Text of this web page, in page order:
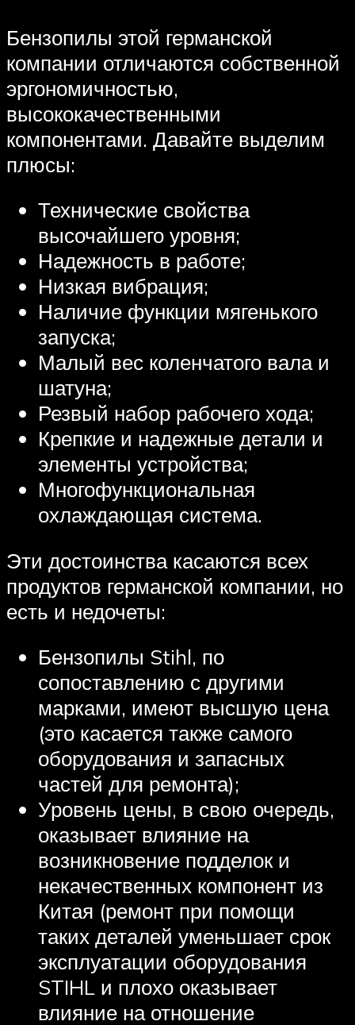
Бензопилы этой германской
компании отличаются собственной
эргономичностью,
высококачественными
компонентами. Давайте выделим
плюсы:
Технические свойства
высочайшего уровня;
Надежность в работе;
Низкая вибрация;
Наличие функции мягенького
запуска;
Малый вес коленчатого вала и
шатуна;
Резвый набор рабочего хода;
Крепкие и надежные детали и
элементы устройства;
Многофункциональная
охлаждающая система.
Эти достоинства касаются всех
продуктов германской компании, но
есть и недочеты:
Бензопилы Stihl, по
сопоставлению с другими
марками, имеют высшую цена
(это касается также самого
оборудования и запасных
частей для ремонта);
Уровень цены, в свою очередь,
оказывает влияние на
возникновение подделок и
некачественных компонент из
Китая (ремонт при помощи
таких деталей уменьшает срок
эксплуатации оборудования
STIHL и плохо оказывает
влияние на отношение